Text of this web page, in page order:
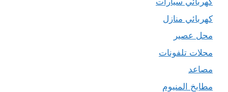
كهربائي منازل
محل عصير
محلات تلفونات
مصاعد
مطابخ المنيوم